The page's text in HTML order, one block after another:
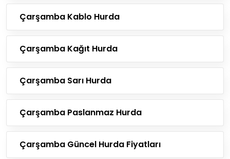
Çarşamba Kablo Hurda
Çarşamba Kağıt Hurda
Çarşamba Sarı Hurda
Çarşamba Paslanmaz Hurda
Çarşamba Güncel Hurda Fiyatları